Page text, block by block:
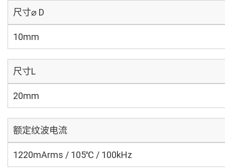
尺寸⌀ D
10mm
尺寸L
20mm
额定纹波电流
1220mArms / 105℃ / 100kHz